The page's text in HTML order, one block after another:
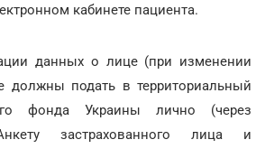
кабинете пациента.
данных о лице (при изменении
должны подать в территориальный
фонда Украины лично (через
застрахованного лица и